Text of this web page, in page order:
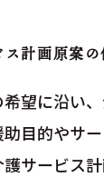
計画原案の
望に沿い
目的やサ
サービス